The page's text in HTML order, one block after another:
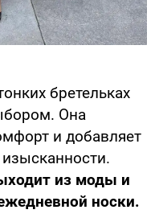
бретельках
Она
и добавляет
из моды и
носки.